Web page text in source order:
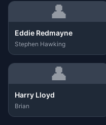
👤
Eddie Redmayne
Stephen Hawking
👤
Harry Lloyd
Brian